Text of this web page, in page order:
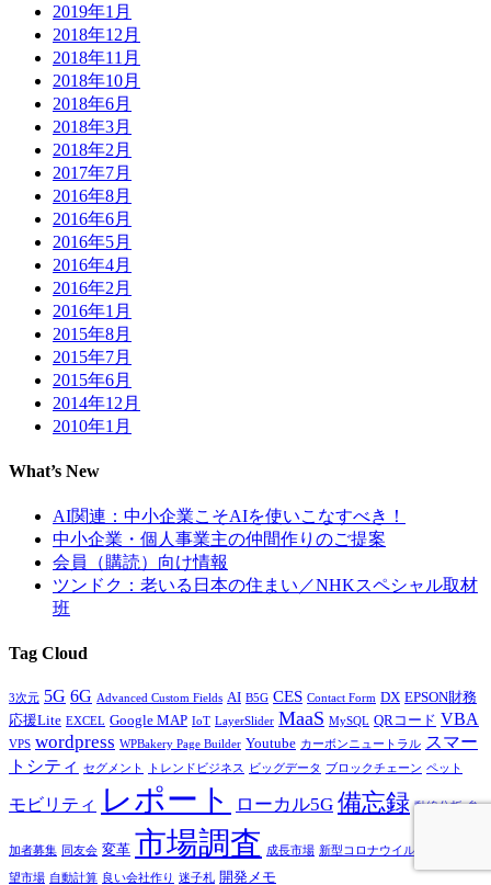
2019年1月
2018年12月
2018年11月
2018年10月
2018年6月
2018年3月
2018年2月
2017年7月
2016年8月
2016年6月
2016年5月
2016年4月
2016年2月
2016年1月
2015年8月
2015年7月
2015年6月
2014年12月
2010年1月
What’s New
AI関連：中小企業こそAIを使いこなすべき！
中小企業・個人事業主の仲間作りのご提案
会員（購読）向け情報
ツンドク：老いる日本の住まい／NHKスペシャル取材
班
Tag Cloud
3次元 5G 6G Advanced Custom Fields AI B5G CES Contact Form DX EPSON財務
応援Lite EXCEL Google MAP IoT LayerSlider MaaS MySQL QRコード VBA
VPS wordpress WPBakery Page Builder Youtube カーボンニュートラル スマー
トシティ
セグメント トレンドビジネス ビッグデータ ブロックチェーン ペット
モビリティ レポート ローカル5G 備忘録 動線分析 参
加者募集 同友会 変革 市場調査 成長市場 新型コロナウイルス感染症
望市場 自動計算 良い会社作り 迷子札 開発メモ